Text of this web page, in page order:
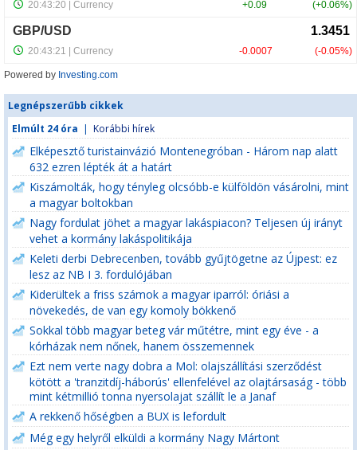
Powered by Investing.com
Legnépszerűbb cikkek
Elmúlt 24 óra | Korábbi hírek
Elképesztő turistainvázió Montenegróban - Három nap alatt
632 ezren lépték át a határt
Kiszámolták, hogy tényleg olcsóbb-e külföldön vásárolni, mint
a magyar boltokban
Nagy fordulat jöhet a magyar lakáspiacon? Teljesen új irányt
vehet a kormány lakáspolitikája
Keleti derbi Debrecenben, tovább gyűjtögetne az Újpest: ez
lesz az NB I 3. fordulójában
Kiderültek a friss számok a magyar iparról: óriási a
növekedés, de van egy komoly bökkenő
Sokkal több magyar beteg vár műtétre, mint egy éve - a
kórházak nem nőnek, hanem összemennek
Ezt nem verte nagy dobra a Mol: olajszállítási szerződést
kötött a 'tranzitdíj-háborús' ellenfelével az olajtársaság - több
mint kétmillió tonna nyersolajat szállít le a Janaf
A rekkenő hőségben a BUX is lefordult
Még egy helyről elküldi a kormány Nagy Mártont